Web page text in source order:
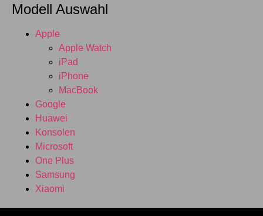
Modell Auswahl
Apple
Apple Watch
iPad
iPhone
MacBook
Google
Huawei
Konsolen
Microsoft
One Plus
Samsung
Xiaomi